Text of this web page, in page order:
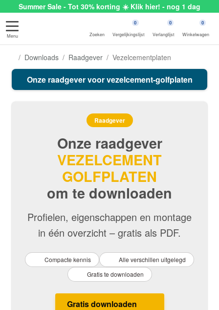
Summer Sale - Tot 30% korting ☀️ Klik hier! - nog 1 dag
Menu Zoeken
0
Vergelijkingslijst
0
Verlanglijst
0
Winkelwagen
Downloads Raadgever Vezelcementplaten
Onze raadgever voor vezelcement-golfplaten
Raadgever
Onze raadgever
VEZELCEMENT
GOLFPLATEN
om te downloaden
Profielen, eigenschappen en montage
in één overzicht – gratis als PDF.
Compacte kennis
Alle verschillen uitgelegd
Gratis te downloaden
Gratis downloaden